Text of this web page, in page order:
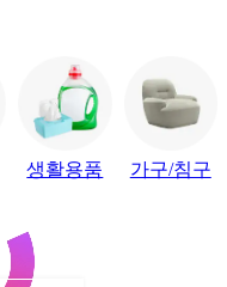
생활용품 가구/침구